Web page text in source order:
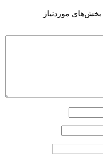
بخش‌های موردنیاز